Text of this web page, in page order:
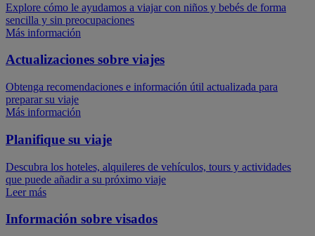
Explore cómo le ayudamos a viajar con niños y bebés de forma
sencilla y sin preocupaciones
Más información
Actualizaciones sobre viajes
Obtenga recomendaciones e información útil actualizada para
preparar su viaje
Más información
Planifique su viaje
Descubra los hoteles, alquileres de vehículos, tours y actividades
que puede añadir a su próximo viaje
Leer más
Información sobre visados